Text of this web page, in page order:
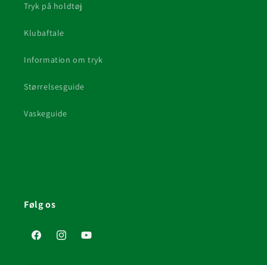
Tryk på holdtøj
Klubaftale
Information om tryk
Størrelsesguide
Vaskeguide
Følg os
FacebookInstagramYouTube